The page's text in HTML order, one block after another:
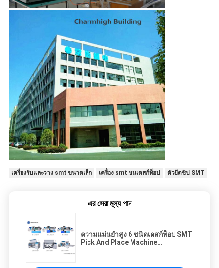
เครื่องรับและวาง smt ขนาดเล็ก เครื่อง smt บนเดสก์ท็อป ตัวยึดชิป SMT
এর সেরা মূল্য পান
ความแม่นยำสูง 6 ชนิดเดสก์ท็อป SMT
Pick And Place Machine